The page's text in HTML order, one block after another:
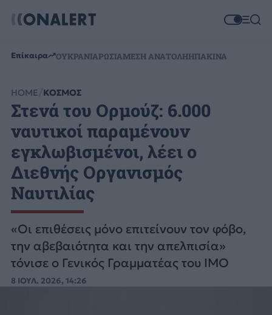
Επίκαιρα ΟΥΚΡΑΝΙΑΡΩΣΙΑΜΕΣΗ ΑΝΑΤΟΛΗΗΠΑΚΙΝΑ
HOME ΚΟΣΜΟΣ
Στενά του Ορμούζ: 6.000
ναυτικοί παραμένουν
εγκλωβισμένοι, λέει ο
Διεθνής Οργανισμός
Ναυτιλίας
«Οι επιθέσεις μόνο επιτείνουν τον φόβο,
την αβεβαιότητα και την απελπισία»
τόνισε ο Γενικός Γραμματέας του IMO
8 ΙΟΥΛ. 2026, 14:26